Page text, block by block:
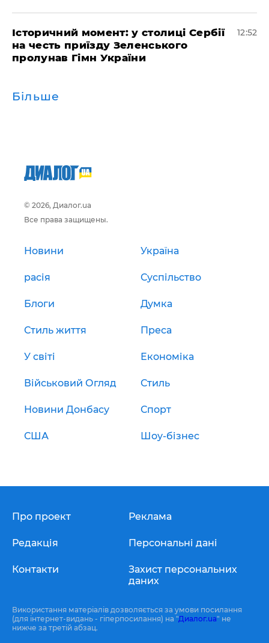
Історичний момент: у столиці Сербії
на честь приїзду Зеленського
пролунав Гімн України
12:52
Більше
© 2026, Диалог.ua
Все права защищены.
Новини Україна
расія Суспільство
Блоги Думка
Стиль життя Преса
У світі Економіка
Військовий Огляд Стиль
Новини Донбасу Спорт
США Шоу-бізнес
Про проект
Редакція
Контакти
Реклама
Персональні дані
Захист персональних
даних
Використання матеріалів дозволяється за умови посилання
(для інтернет-видань - гіперпосилання) на "Диалог.ua" не
нижче за третій абзац.